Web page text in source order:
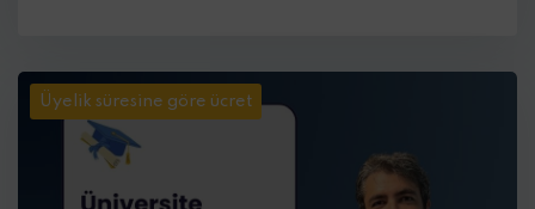
Üyelik süresine göre ücret